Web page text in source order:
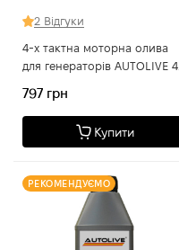
2 Відгуки
4-х тактна моторна олива
для генераторів AUTOLIVE 4-
797 грн
Купити
РЕКОМЕНДУЄМО